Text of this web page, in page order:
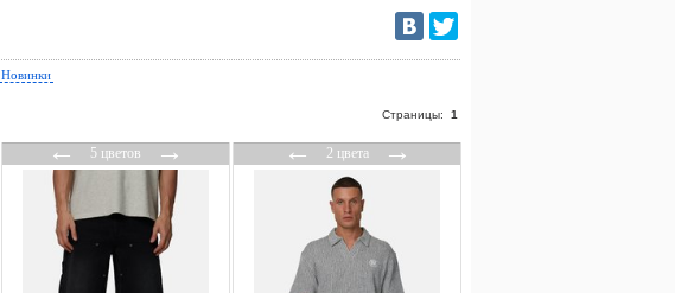
Новинки
Страницы: 1
←5 цветов→ ←2 цвета→